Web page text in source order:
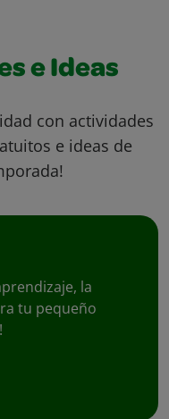
e Ideas
con actividades
e ideas de
la
tu pequeño